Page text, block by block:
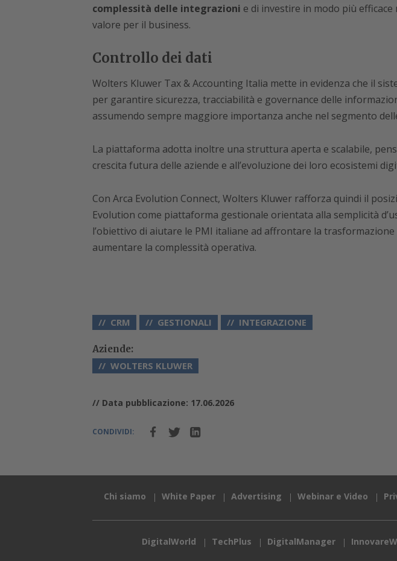
complessità delle integrazioni e di investire in modo più
valore per il business.
Controllo dei dati
Wolters Kluwer Tax & Accounting Italia mette in evidenza che il
per garantire sicurezza, tracciabilità e governance delle
assumendo sempre maggiore importanza anche nel segmento
La piattaforma adotta inoltre una struttura aperta e scalabile,
crescita futura delle aziende e all’evoluzione dei loro ecosistemi
Con Arca Evolution Connect, Wolters Kluwer rafforza quindi il
Evolution come piattaforma gestionale orientata alla semplicità
l’obiettivo di aiutare le PMI italiane ad affrontare la trasformazione
aumentare la complessità operativa.
CRM GESTIONALI INTEGRAZIONE
Aziende:
WOLTERS KLUWER
// Data pubblicazione: 17.06.2026
CONDIVIDI:
Chi siamo White Paper Advertising Webinar e Video
DigitalWorld TechPlus DigitalManager